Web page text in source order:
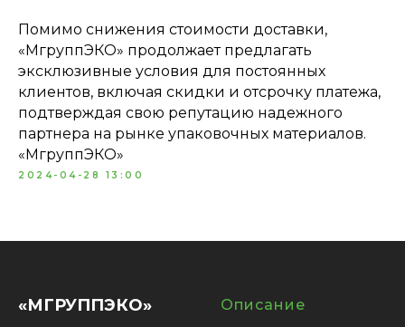
Помимо снижения стоимости доставки,
«МгруппЭКО» продолжает предлагать
эксклюзивные условия для постоянных
клиентов, включая скидки и отсрочку платежа,
подтверждая свою репутацию надежного
партнера на рынке упаковочных материалов.
«МгруппЭКО»
2024-04-28 13:00
«МГРУППЭКО» Описание